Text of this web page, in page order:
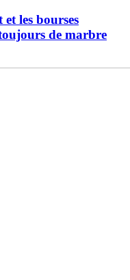
les bourses
de marbre